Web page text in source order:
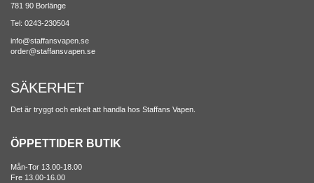
781 90 Borlänge
Tel: 0243-230504
info@staffansvapen.se
order@staffansvapen.se
SÄKERHET
Det är tryggt och enkelt att handla hos Staffans Vapen.
ÖPPETTIDER BUTIK
Mån-Tor 13.00-18.00
Fre 13.00-16.00